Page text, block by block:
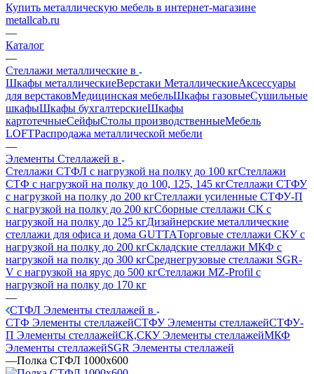
Купить металлическую мебель в интернет-магазине
metallcab.ru
—
Каталог
—
Стеллажи металлические в
Шкафы металлическиеВерстаки МеталлическиеАксессуары
для верстаковМедицинская мебельШкафы газовыеСушильные
шкафыШкафы бухгалтерскиеШкафы
картотечныеСейфыСтолы производственныеМебель
LOFTРаспродажа металлической мебели
—
Элементы Стеллажей в
Стеллажи СТФЛ с нагрузкой на полку до 100 кгСтеллажи
СТФ с нагрузкой на полку до 100, 125, 145 кгСтеллажи СТФУ
с нагрузкой на полку до 200 кгСтеллажи усиленные СТФУ-П
с нагрузкой на полку до 200 кгСборные стеллажи СК с
нагрузкой на полку до 125 кгДизайнерские металлические
стеллажи для офиса и дома GUTTAТорговые стеллажи СКУ с
нагрузкой на полку до 200 кгСкладские стеллажи МКФ с
нагрузкой на полку до 300 кгСреднегрузовые стеллажи SGR-
V с нагрузкой на ярус до 500 кгСтеллажи MZ-Profil с
нагрузкой на полку до 170 кг
—
СТФЛ Элементы стеллажей в
СТФ Элементы стеллажейСТФУ Элементы стеллажейСТФУ-
П Элементы стеллажейСК,СКУ Элементы стеллажейМКФ
Элементы стеллажейSGR Элементы стеллажей
—Полка СТФЛ 1000x600